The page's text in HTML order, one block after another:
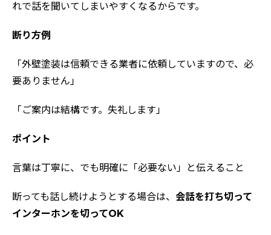
れで話を聞いてしまいやすくなるからです。
断り方例
「外壁塗装は信頼できる業者に依頼していますので、必
要ありません」
「ご案内は結構です。失礼します」
ポイント
言葉は丁寧に、でも明確に「必要ない」と伝えること
断っても話し続けようとする場合は、 会話を打ち切って
インターホンを切ってOK